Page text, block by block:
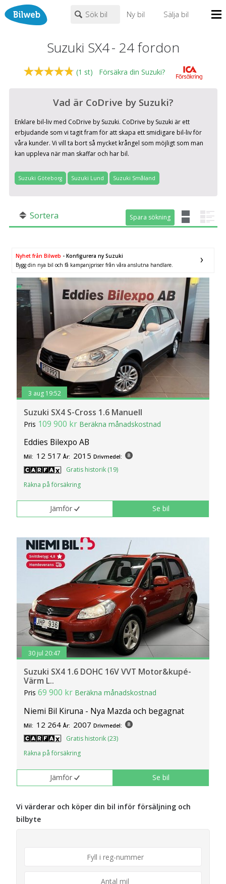
Sök bil Ny bil Sälja bil
Biltyper
Billån
Privatleasing
Leasing
Väghjälp
Auktioner
PERSONBIL TRANSPORT HUSBIL/HUSVAGN MC/MOPED/ATV
Suzuki × SX4
Endast fordon från MRF-anslutna handlare
Hämtning & lämning vid service
Fritext
Populära märkenVolvo,Audi ,Mercedes,Volkswagen
Justera priset genom att dra i knapparna
Mil från Mil till
Län (alla)
Fler val
Suzuki SX4- 24fordon
(1 st) Försäkra din Suzuki?
Vad är CoDrive by Suzuki?
Enklare bil-liv med CoDrive by Suzuki. CoDrive by Suzuki är ett
erbjudande som vi tagit fram för att skapa ett smidigare bil-liv för
våra kunder. Vi vill ta bort så mycket krångel som möjligt som man
kan uppleva när man skaffar och har bil.
Suzuki Göteborg Suzuki Lund Suzuki Småland
Sortera Spara sökning
Spara sökning
Nyhet från Bilweb - Konfigurera ny Suzuki
Bygg din nya bil och få kampanjpriser från våra anslutna handlare.
3 aug 19:52
Suzuki SX4 S-Cross 1.6 Manuell
Pris 109 900 kr Beräkna månadskostnad
Eddies Bilexpo AB
Mil: 12 517 År: 2015 Drivmedel:
Gratis historik (19)
Räkna på försäkring
Jämför Se bil
30 jul 20:47
Suzuki SX4 1.6 DOHC 16V VVT Motor&kupé-
Värm L..
Pris69 900 kr Beräkna månadskostnad
Niemi Bil Kiruna - Nya Mazda och begagnat
Mil: 12 264 År: 2007 Drivmedel:
Gratis historik (23)
Räkna på försäkring
Jämför Se bil
Vi värderar och köper din bil inför försäljning och
bilbyte